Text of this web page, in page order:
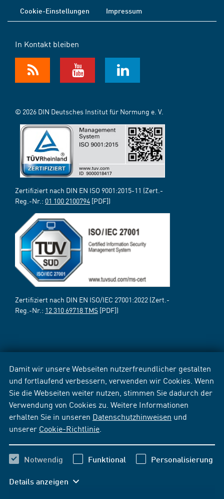
Damit wir unsere Webseiten nutzerfreundlicher gestalten
und fortlaufend verbessern, verwenden wir Cookies. Wenn
Sie die Webseiten weiter nutzen, stimmen Sie dadurch der
Verwendung von Cookies zu. Weitere Informationen
erhalten Sie in unseren Datenschutzhinweisen und
unserer Cookie-Richtlinie
Notwendig Funktional Personalisierung
Details anzeigen
Cookie-Einstellungen
Impressum
In Kontakt bleiben
© 2026 DIN Deutsches Institut für Normung e. V.
Zertifiziert nach DIN EN ISO 9001:2015-11 (Zert.-
Reg.-Nr.: 01 100 2100794 [PDF])
Zertifiziert nach DIN EN ISO/IEC 27001:2022 (Zert.-
Reg.-Nr.: 12 310 69718 TMS [PDF])